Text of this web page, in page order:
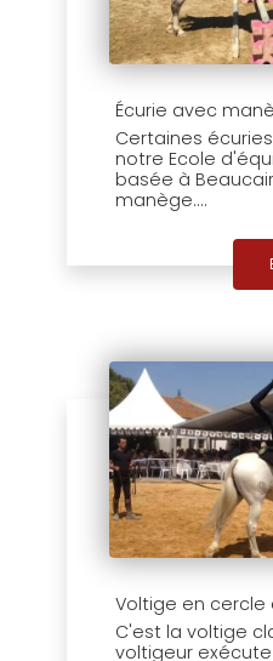
Écurie avec
Certaines
notre Ecole
basée à
manège....
Voltige en cercle
C'est la voltige
voltigeur